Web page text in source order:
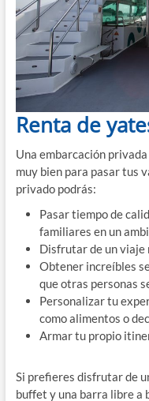
Renta de
Una embarcación
muy bien para pasar tus
privado podrás:
Pasar tiempo de
familiares en un
Disfrutar de un viaje
Obtener increíbles
que otras personas
Personalizar tu
como alimentos o
Armar tu propio
Si prefieres disfrutar de
buffet y una barra libre a